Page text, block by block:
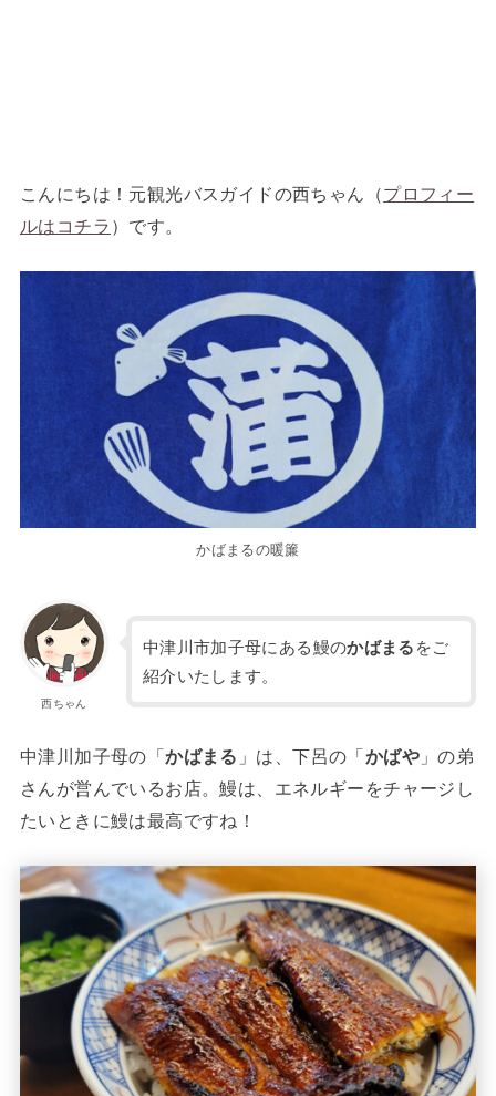
こんにちは！元観光バスガイドの西ちゃん（プロフィー
ルはコチラ ）です。
かばまるの暖簾
西ちゃん
中津川市加子母にある鰻のかばまる をご
紹介いたします。
中津川加子母の「かばまる 」は、下呂の「かばや 」の弟
さんが営んでいるお店。鰻は、エネルギーをチャージし
たいときに鰻は最高ですね！